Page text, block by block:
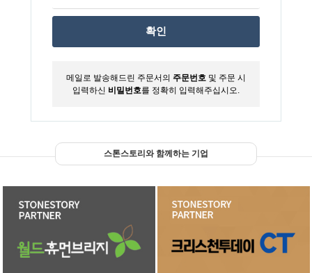
확인
메일로 발송해드린 주문서의 주문번호 및 주문 시
입력하신 비밀번호를 정확히 입력해주십시오.
스톤스토리와 함께하는 기업